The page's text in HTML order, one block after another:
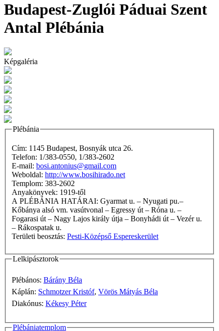
Budapest-Zuglói Páduai Szent
Antal Plébánia
Képgaléria
Plébánia
Cím: 1145 Budapest, Bosnyák utca 26.
Telefon: 1/383-0550, 1/383-2602
E-mail: bosi.antonius@gmail.com
Weboldal: http://www.bosihirado.net
Templom: 383-2602
Anyakönyvek: 1919-től
A PLÉBÁNIA HATÁRAI: Gyarmat u. – Nyugati pu.–
Kőbánya alsó vm. vasútvonal – Egressy út – Róna u. –
Fogarasi út – Nagy Lajos király útja – Bonyhádi út – Vezér u.
– Rákospatak u.
Területi beosztás: Pesti-Középső Espereskerület
Lelkipásztorok
Plébános: Bárány Béla
Káplán: Schmotzer Kristóf, Vörös Mátyás Béla
Diakónus: Kékesy Péter
Plébániatemplom